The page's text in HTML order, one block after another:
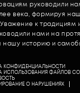
руководили
века, формируя
к традициям
нами на
нашу историю и
КОНФИДЕНЦИАЛЬНОСТИ
ИСПОЛЬЗОВАНИЯ ФАЙЛОВ
О НАРУШЕНИЯХ